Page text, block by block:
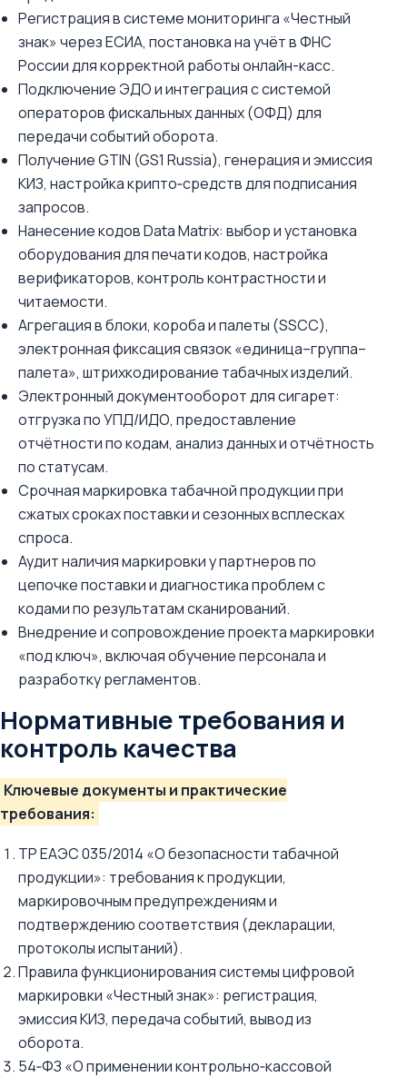
Регистрация в системе мониторинга «Честный
знак» через ЕСИА, постановка на учёт в ФНС
России для корректной работы онлайн-касс.
Подключение ЭДО и интеграция с системой
операторов фискальных данных (ОФД) для
передачи событий оборота.
Получение GTIN (GS1 Russia), генерация и эмиссия
КИЗ, настройка крипто‑средств для подписания
запросов.
Нанесение кодов Data Matrix: выбор и установка
оборудования для печати кодов, настройка
верификаторов, контроль контрастности и
читаемости.
Агрегация в блоки, короба и палеты (SSCC),
электронная фиксация связок «единица–группа–
палета», штрихкодирование табачных изделий.
Электронный документооборот для сигарет:
отгрузка по УПД/ИДО, предоставление
отчётности по кодам, анализ данных и отчётность
по статусам.
Срочная маркировка табачной продукции при
сжатых сроках поставки и сезонных всплесках
спроса.
Аудит наличия маркировки у партнеров по
цепочке поставки и диагностика проблем с
кодами по результатам сканирований.
Внедрение и сопровождение проекта маркировки
«под ключ», включая обучение персонала и
разработку регламентов.
Нормативные требования и
контроль качества
Ключевые документы и практические
требования:
ТР ЕАЭС 035/2014 «О безопасности табачной
продукции»: требования к продукции,
маркировочным предупреждениям и
подтверждению соответствия (декларации,
протоколы испытаний).
Правила функционирования системы цифровой
маркировки «Честный знак»: регистрация,
эмиссия КИЗ, передача событий, вывод из
оборота.
54‑ФЗ «О применении контрольно‑кассовой